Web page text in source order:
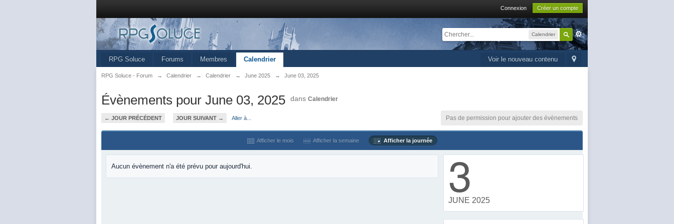
Connexion Créer un compte
Calendrier
Voir le nouveau contenu
RPG Soluce Forums Membres Calendrier
RPG Soluce - Forum → Calendrier → Calendrier → June 2025 → June 03, 2025
Évènements pour June 03, 2025 dans Calendrier
← JOUR PRÉCÉDENT JOUR SUIVANT → Aller à... Pas de permission pour ajouter des évènements
Afficher le mois Afficher la semaine Afficher la journée
Aucun évènement n'a été prévu pour aujourd'hui. 3
JUNE 2025